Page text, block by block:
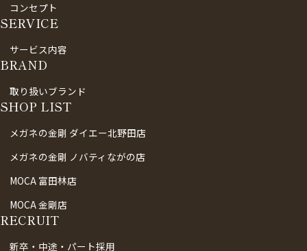
コンセプト
SERVICE
サービス内容
BRAND
取り扱いブランド
SHOP LIST
メガネの金剛 ダイエー北野田店
メガネの金剛 ノバティながの店
MOCA 富田林店
MOCA 金剛店
RECRUIT
新卒・中途・パート採用